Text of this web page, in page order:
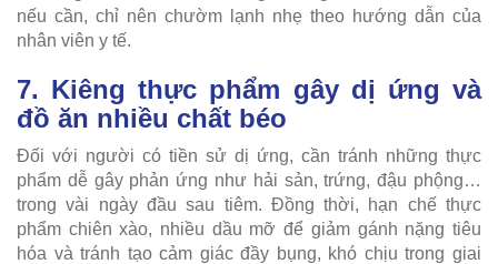
nếu cần, chỉ nên chườm lạnh nhẹ theo hướng dẫn của
nhân viên y tế.
7. Kiêng thực phẩm gây dị ứng và
đồ ăn nhiều chất béo
Đối với người có tiền sử dị ứng, cần tránh những thực
phẩm dễ gây phản ứng như hải sản, trứng, đậu phộng…
trong vài ngày đầu sau tiêm. Đồng thời, hạn chế thực
phẩm chiên xào, nhiều dầu mỡ để giảm gánh nặng tiêu
hóa và tránh tạo cảm giác đầy bụng, khó chịu trong giai